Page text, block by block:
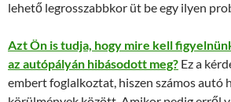
lehető legrosszabbkor üt be egy ilyen
Azt Ön is tudja, hogy mire kell
az autópályán hibásodott meg? Ez a
embert foglalkoztat, hiszen számos autó